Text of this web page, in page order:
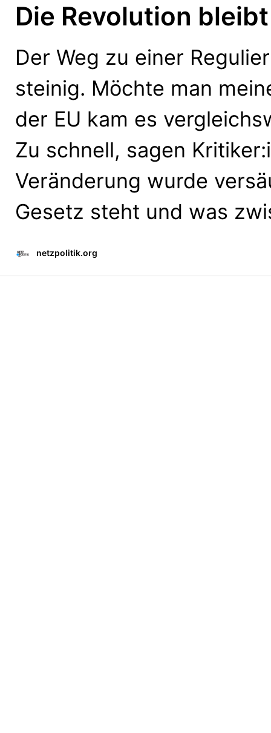
Die Revolution
Der Weg zu einer
steinig. Möchte man
der EU kam es
Zu schnell, sagen
Veränderung wurde
Gesetz steht und was
netzpolitik.org